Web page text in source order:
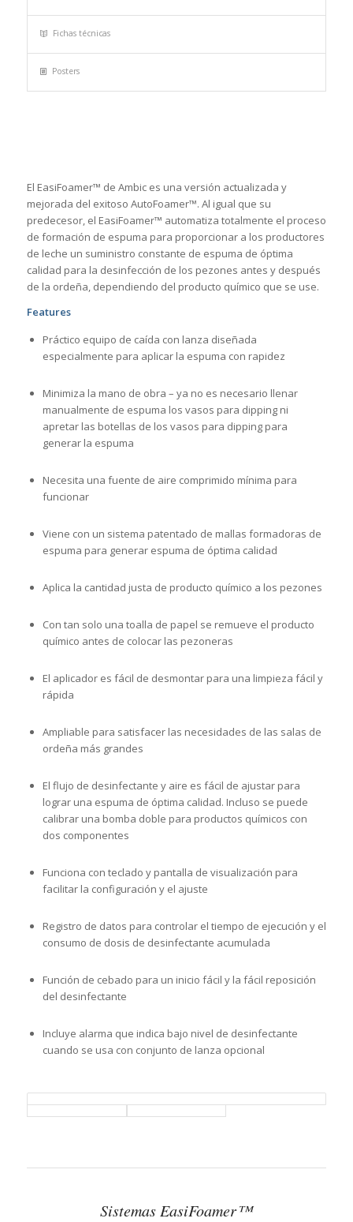
Fichas técnicas
Posters
El EasiFoamer™ de Ambic es una versión actualizada y
mejorada del exitoso AutoFoamer™. Al igual que su
predecesor, el EasiFoamer™ automatiza totalmente el proceso
de formación de espuma para proporcionar a los productores
de leche un suministro constante de espuma de óptima
calidad para la desinfección de los pezones antes y después
de la ordeña, dependiendo del producto químico que se use.
Features
Práctico equipo de caída con lanza diseñada
especialmente para aplicar la espuma con rapidez
Minimiza la mano de obra – ya no es necesario llenar
manualmente de espuma los vasos para dipping ni
apretar las botellas de los vasos para dipping para
generar la espuma
Necesita una fuente de aire comprimido mínima para
funcionar
Viene con un sistema patentado de mallas formadoras de
espuma para generar espuma de óptima calidad
Aplica la cantidad justa de producto químico a los pezones
Con tan solo una toalla de papel se remueve el producto
químico antes de colocar las pezoneras
El aplicador es fácil de desmontar para una limpieza fácil y
rápida
Ampliable para satisfacer las necesidades de las salas de
ordeña más grandes
El flujo de desinfectante y aire es fácil de ajustar para
lograr una espuma de óptima calidad. Incluso se puede
calibrar una bomba doble para productos químicos con
dos componentes
Funciona con teclado y pantalla de visualización para
facilitar la configuración y el ajuste
Registro de datos para controlar el tiempo de ejecución y el
consumo de dosis de desinfectante acumulada
Función de cebado para un inicio fácil y la fácil reposición
del desinfectante
Incluye alarma que indica bajo nivel de desinfectante
cuando se usa con conjunto de lanza opcional
Sistemas EasiFoamer™